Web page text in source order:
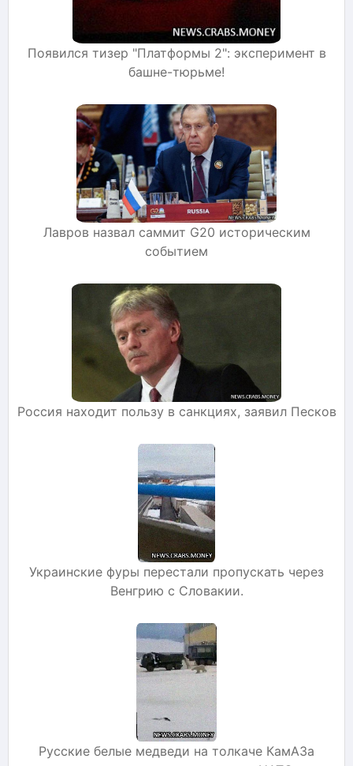
Появился тизер "Платформы 2": эксперимент в
башне-тюрьме!
Лавров назвал саммит G20 историческим
событием
Россия находит пользу в санкциях, заявил Песков
Украинские фуры перестали пропускать через
Венгрию с Словакии.
Русские белые медведи на толкаче КамАЗа